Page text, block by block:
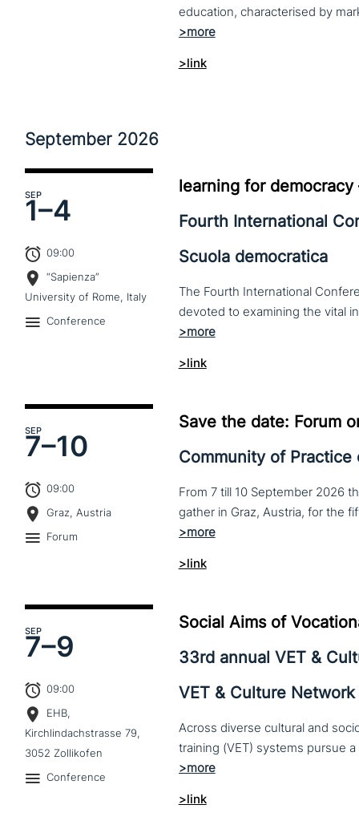
>link
September 2026
SEP
1–4
09:00
“Sapienza”
University of Rome, Italy
Conference
learning for
Fourth International
Scuola democratica
The Fourth International
>link
SEP
7–10
09:00
Graz, Austria
Forum
Save the date: Forum
Community of Practice
From 7 till 10 September 2026
>link
SEP
7–9
09:00
EHB,
Kirchlindachstrasse 79,
3052 Zollikofen
Conference
Social Aims of
33rd annual VET &
VET & Culture Network
Across diverse cultural and
>link